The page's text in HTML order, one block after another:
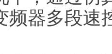
频器多段速